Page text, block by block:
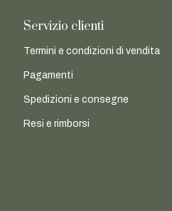
Servizio clienti
Termini e condizioni di vendita
Pagamenti
Spedizioni e consegne
Resi e rimborsi